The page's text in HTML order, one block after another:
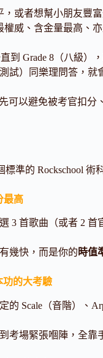
或者想幫小朋友豐
權威、含金量最高、
到 Grade 8（八級
試）同樂理問答，
可以避免被考官扣
標準的 Rockschool
最高
3 首歌曲（或者 2 首
幾快，而是你的 時值
的大考驗
的 Scale（音階）、
考場緊張嗰陣，全靠